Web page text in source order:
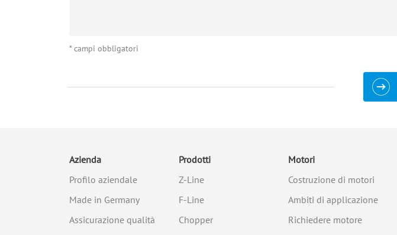
* campi obbligatori
Azienda
Profilo aziendale
Made in Germany
Assicurazione qualità
Prodotti
Z-Line
F-Line
Chopper
Motori
Costruzione di motori
Ambiti di applicazione
Richiedere motore